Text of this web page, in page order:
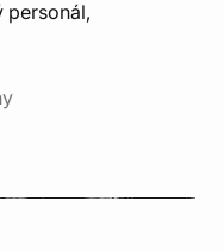
personál,